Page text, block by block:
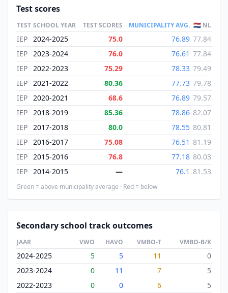
Test scores
TEST SCHOOL YEAR TEST SCORES MUNICIPALITY AVG. 🇳🇱 NL
IEP 2024-2025 75.0 76.89 77.84
IEP
2023-2024 76.0 76.61 77.84
IEP
2022-2023 75.29 78.33 79.49
IEP
2021-2022 80.36 77.73 79.78
IEP
2020-2021 68.6 76.89 79.57
IEP
2018-2019 85.36 78.86 82.07
IEP
2017-2018 80.0 78.55 80.81
IEP
2016-2017 75.08 76.51 81.19
IEP
2015-2016 76.8 77.18 80.03
IEP
2014-2015 — 76.1 81.53
Green = above municipality average · Red = below
Secondary school track outcomes
JAAR VWO HAVO VMBO-T VMBO-B/K
2024-2025 5 5 11
0
2023-2024
0 11 7
5
2022-2023
0 0 6
5